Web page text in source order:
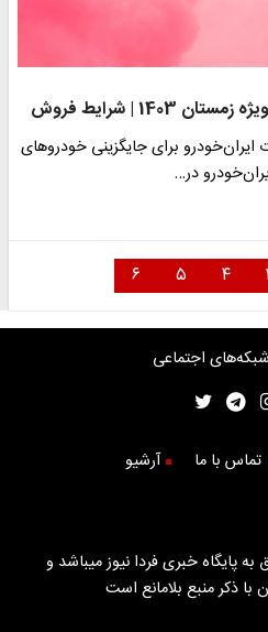
| شرایط فروش
برای جایگزینی خودروهای
در…
۴ ۵ ۶
شبکه‌های اجتماعی
تماس با ما آرشیو
پایگاه خبری فردا نیوز میباشد و
با ذکر منبع بلامانع است